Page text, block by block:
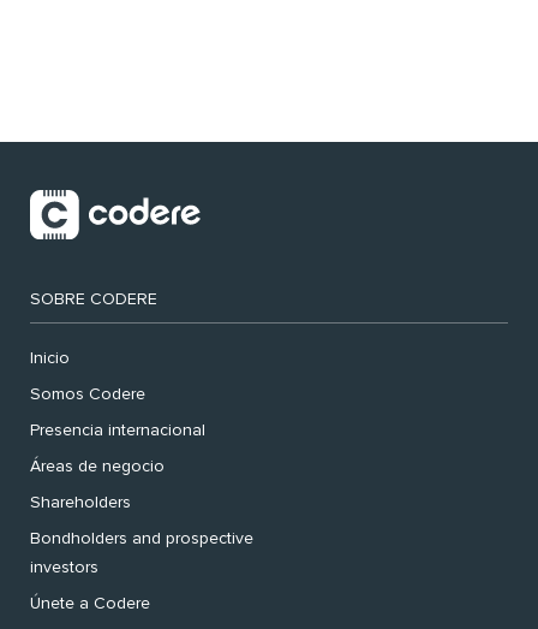
SOBRE CODERE
Inicio
Somos Codere
Presencia internacional
Áreas de negocio
Shareholders
Bondholders and prospective
investors
Únete a Codere